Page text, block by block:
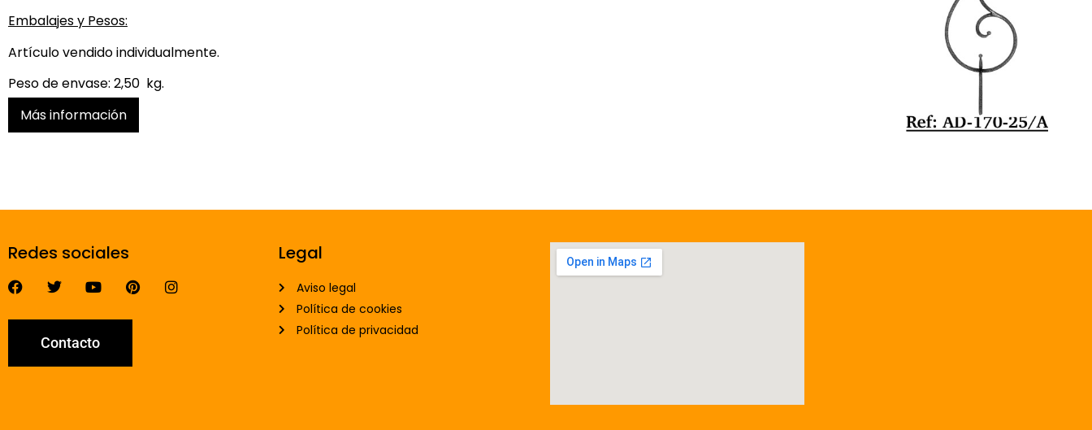
Embalajes y Pesos:
Artículo vendido individualmente.
Peso de envase: 2,50 kg.
Más información
Redes sociales
Contacto
Legal
Aviso legal
Política de cookies
Política de privacidad